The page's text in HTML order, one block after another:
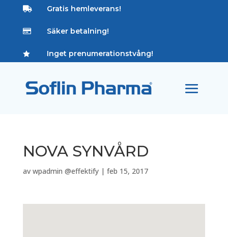
 Gratis hemleverans!
 Säker betalning!
 Inget prenumerationstvång!
NOVA SYNVÅRD
av wpadmin @effektify| feb 15, 2017